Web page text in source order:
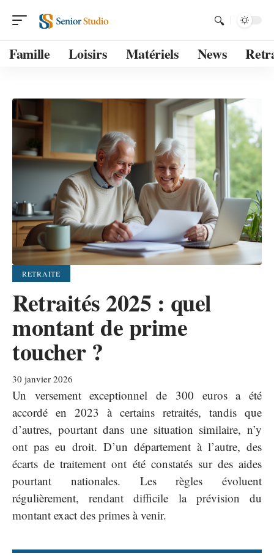
Famille Loisirs Matériels News
RETRAITE
Retraités 2025 : quel
montant de prime
toucher ?
30 janvier 2026
Un versement exceptionnel de 300 euros a été
accordé en 2023 à certains retraités, tandis que
d’autres, pourtant dans une situation similaire, n’y
ont pas eu droit. D’un département à l’autre, des
écarts de traitement ont été constatés sur des aides
pourtant nationales. Les règles évoluent
régulièrement, rendant difficile la prévision du
montant exact des primes à venir.